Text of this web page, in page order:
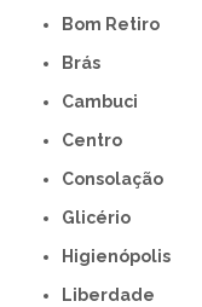
Bom Retiro
Brás
Cambuci
Centro
Consolação
Glicério
Higienópolis
Liberdade